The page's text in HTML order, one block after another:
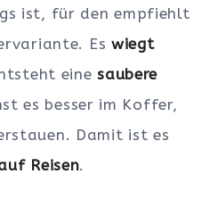
ist, für den empfiehlt
Es wiegt
einesaubere
es besser im Koffer,
Damit ist es
Reisen.